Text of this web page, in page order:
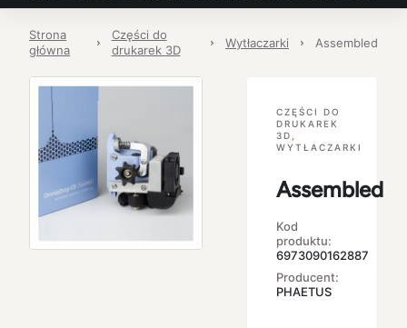
Strona
główna
Części do
drukarek 3D
Wytłaczarki Assembled
CZĘŚCI DO
DRUKAREK
3D
WYTŁACZARKI
Assembled
Kod
produktu:
6973090162887
Producent:
PHAETUS